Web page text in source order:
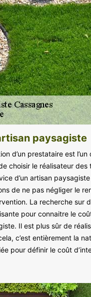
paysagiste
d’un prestataire est
choisir le réalisateur des
d’un artisan
de ne pas négliger le
La recherche sur
pour connaitre le
Il est plus sûr de
c’est entièrement la
pour définir le coût